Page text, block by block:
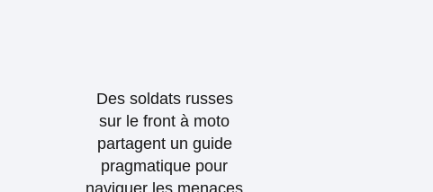
Des soldats russes
sur le front à moto
partagent un guide
pragmatique pour
naviguer les menaces